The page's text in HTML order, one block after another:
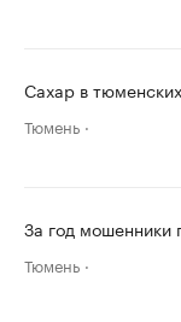
Сахар в
Тюмень
За год мошенники
Тюмень